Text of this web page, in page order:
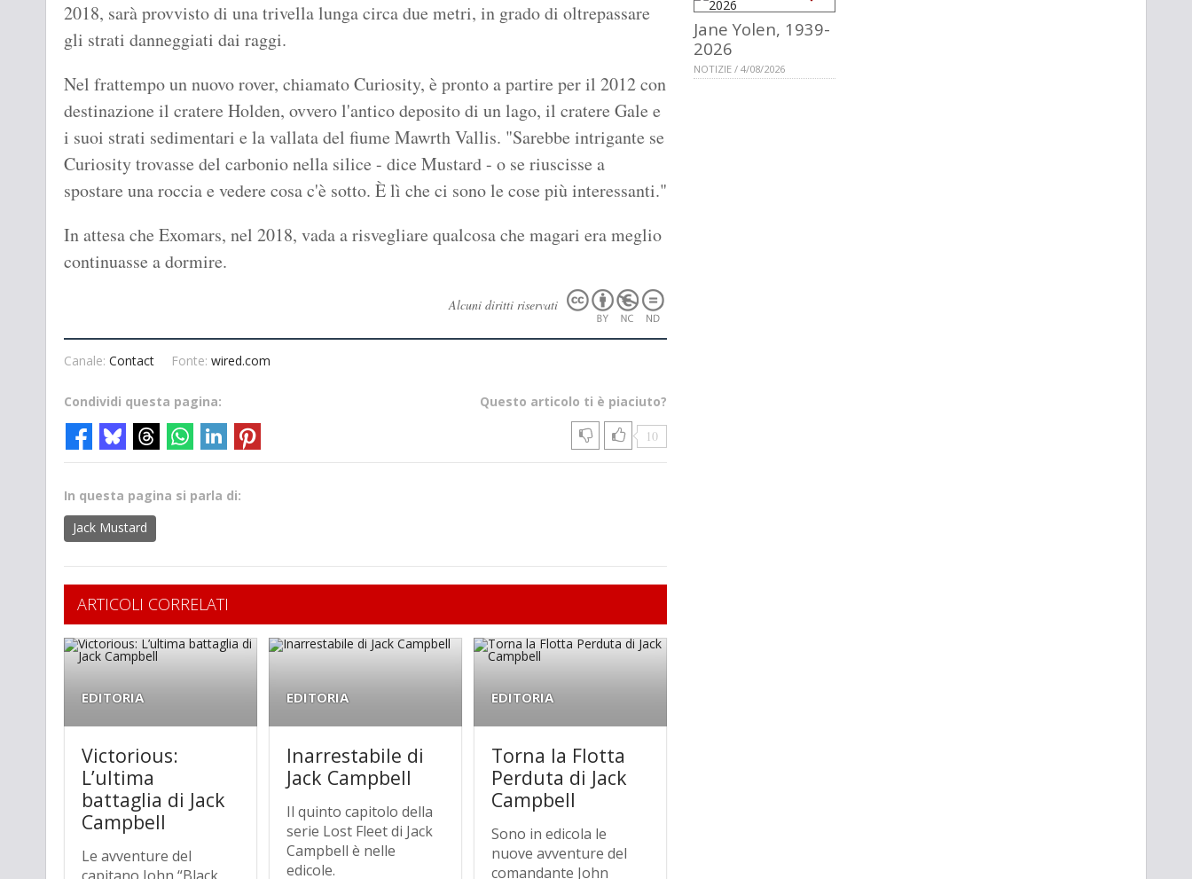
2018, sarà provvisto di una trivella lunga circa due metri, in grado di oltrepassare
gli strati danneggiati dai raggi.
Nel frattempo un nuovo rover, chiamato Curiosity, è pronto a partire per il 2012 con
destinazione il cratere Holden, ovvero l'antico deposito di un lago, il cratere Gale e
i suoi strati sedimentari e la vallata del fiume Mawrth Vallis. "Sarebbe intrigante se
Curiosity trovasse del carbonio nella silice - dice Mustard - o se riuscisse a
spostare una roccia e vedere cosa c'è sotto. È lì che ci sono le cose più interessanti."
In attesa che Exomars, nel 2018, vada a risvegliare qualcosa che magari era meglio
continuasse a dormire.
Alcuni diritti riservati
Canale: Contact Fonte: wired.com
Questo articolo ti è piaciuto?
10
Condividi questa pagina:
In questa pagina si parla di:
Jack Mustard
ARTICOLI CORRELATI
EDITORIA
Victorious:
L’ultima
battaglia di Jack
Campbell
Le avventure del
EDITORIA
Inarrestabile di
Jack Campbell
Il quinto capitolo della
serie Lost Fleet di Jack
Campbell è nelle
edicole.
EDITORIA
Torna la Flotta
Perduta di Jack
Campbell
Sono in edicola le
nuove avventure del
comandante John
Jane Yolen, 1939-
2026
NOTIZIE / 4/08/2026